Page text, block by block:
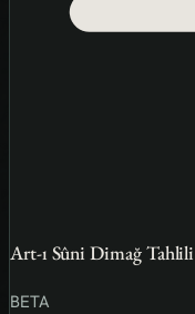
Art-ı Sûni Dimağ Tahlili
BETA